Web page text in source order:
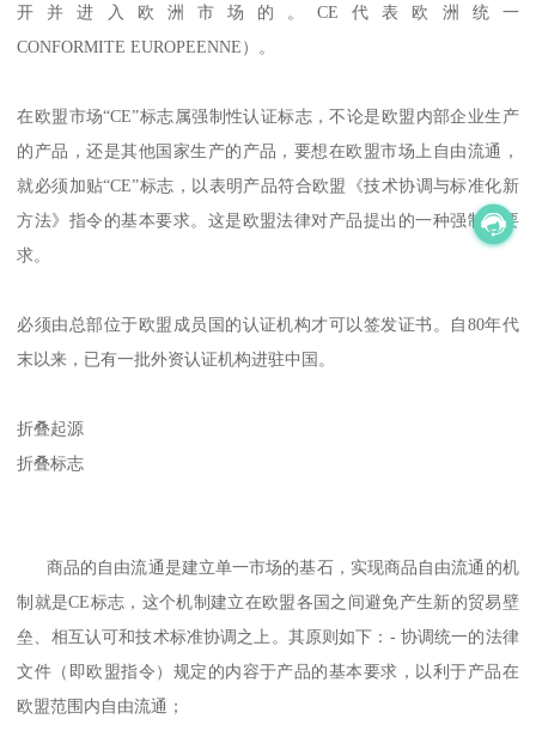
开并进入欧洲市场的。CE代表欧洲统一
CONFORMITE EUROPEENNE）。
在欧盟市场“CE”标志属强制性认证标志，不论是欧盟内部企业生产
的产品，还是其他国家生产的产品，要想在欧盟市场上自由流通，
就必须加贴“CE”标志，以表明产品符合欧盟《技术协调与标准化新
方法》指令的基本要求。这是欧盟法律对产品提出的一种强制性要
求。
必须由总部位于欧盟成员国的认证机构才可以签发证书。自80年代
末以来，已有一批外资认证机构进驻中国。
折叠起源
折叠标志
商品的自由流通是建立单一市场的基石，实现商品自由流通的机
制就是CE标志，这个机制建立在欧盟各国之间避免产生新的贸易壁
垒、相互认可和技术标准协调之上。其原则如下：- 协调统一的法律
文件（即欧盟指令）规定的内容于产品的基本要求，以利于产品在
欧盟范围内自由流通；